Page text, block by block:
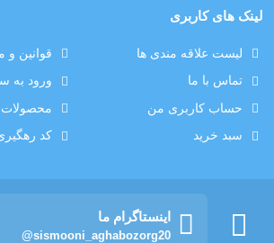
لینک های کاربری
لیست علاقه مندی ها قوانین و
تماس با ما ورود به
حساب کاربری من محصولات
سبد خرید کد
اینستاگرام ما
@sismooni_aghabozorg20